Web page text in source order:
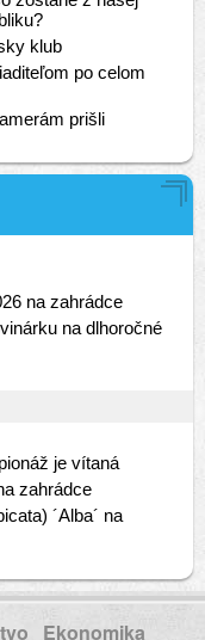
klub
po celom
prišli
na zahrádce
na dlhoročné
je vítaná
zahrádce
´Alba´ na
Ekonomika